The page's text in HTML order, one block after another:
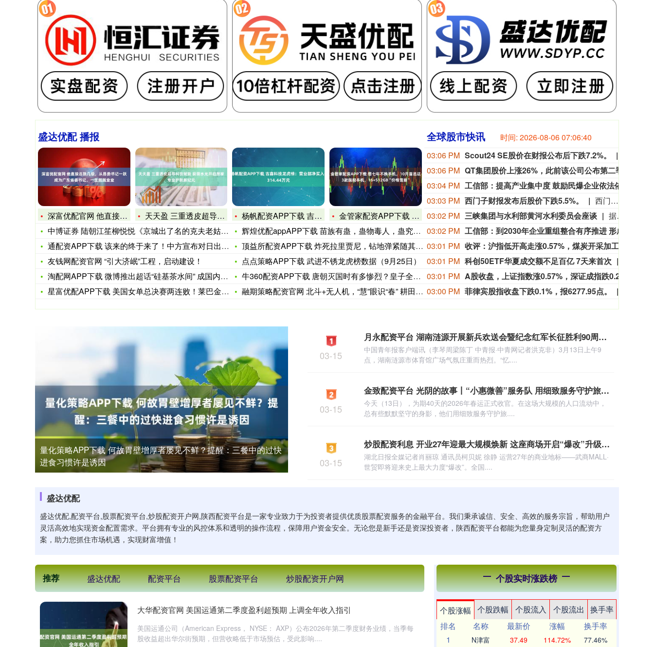
盛达优配 播报
深富优配官网 他直接连跳几级，从县委书记一跃成为广东省委书记
天天盈 三重透皮超导科技赋能 极萌水光开启居家专业护肤新纪元
中博证券 陆朝江笙柳悦悦《京城出了名的克夫老姑娘》屋里熏香袅
通配资APP下载 该来的终于来了！中方宣布对日出口管制，点名
友钱网配资官网 “引大济岷”工程，启动建设！
淘配网APP下载 微博推出超话“硅基茶水间” 成国内首个AI
星富优配APP下载 美国女单总决赛两连败！莱巴金娜斯瓦泰克开
杨帆配资APP下载 吉鑫科技龙虎榜：营业部净买入6314.4
金管家配资APP下载 想七年不换手机，10月首选这3款旗舰手
辉煌优配appAPP下载 苗族有蛊，蛊物毒人，蛊究竟是什么？
顶益所配资APP下载 炸死拉里贾尼，钻地弹紧随其后，美重臣愤
点点策略APP下载 武进不锈龙虎榜数据（9月25日）
牛360配资APP下载 唐朝灭国时有多惨烈？皇子全部被毒死，
融期策略配资官网 北斗+无人机，“慧”眼识“春” 耕田有技
全球股市快讯 时间: 2026-08-06 07:06:41
03:06 PM Scout24 SE股价在财报公布后下跌7.2%。
03:06 PM
03:04 PM
03:03 PM 西门子财报发布后股价下跌5.5%。
西门子财报发布后股价下跌5.5%。
03:02 PM 三峡集团与水利部黄河水利委员会座谈
据三峡集团消息，8月5日，三峡集团董事长、党组书记刘伟平在河南郑州与水利部黄河水利委员会党组书记、主任陈东明座谈，双方围绕服务黄河流域生态保护和高质量发展，进一步加强务实合作进行深入交流。
03:02 PM
03:01 PM
03:01 PM 科创50ETF华夏成交额不足百亿 7天来首次
03:01 PM
03:00 PM 菲律宾股指收盘下跌0.1%，报6277.95点。
量化策略APP下载 何故胃壁增厚者屡见不鲜？提醒：三餐中的过快
进食习惯许是诱因
月永配资平台 湖南涟源开展新兵欢送会暨纪念红军长征胜利90周年全民国防教育活动
中国青年报客户端讯（李琴周梁陈丁 中青报·中青网记者洪克非）3月13日上午9
点，湖南涟源市体育馆广场气氛庄重而热烈。“忆....
03-15
金致配资平台 光阴的故事丨“小惠微善”服务队 用细致服务守护旅客平安
今天（13日），为期40天的2026年春运正式收官。在这场大规模的人口流动中，
总有些默默坚守的身影，他们用细致服务守护旅....
03-15
炒股配资利息 开业27年迎最大规模焕新 这座商场开启“爆改”升级华中第一商圈
湖北日报全媒记者肖丽琼 通讯员柯贝妮 徐静 运营27年的商业地标——武商MALL·
世贸即将迎来史上最大力度“爆改”。全国....
03-15
盛达优配
盛达优配,配资平台,股票配资平台,炒股配资开户网,陕西配资平台是一家专业致力于为投资者提供优质股票配资服务的金融平台。我们秉承诚信、安全、高效的服务宗旨，帮助用户
灵活高效地实现资金配置需求。平台拥有专业的风控体系和透明的操作流程，保障用户资金安全。无论您是新手还是资深投资者，陕西配资平台都能为您量身定制灵活的配资方
案，助力您抓住市场机遇，实现财富增值！
推荐 盛达优配 配资平台 股票配资平台 炒股配资开户网
大华配资官网 美国运通第二季度盈利超预期 上调全年收入指引
美国运通公司（American Express， NYSE： AXP）公布2026年第二季度财务业绩，当季每
股收益超出华尔街预期，但营收略低于市场预估，受此影响....
个股实时涨跌榜
个股涨幅 个股跌幅 个股流入 个股流出
换手率
排名
名称 最新价 涨幅
换手率
1
N津富 37.49 114.72% 77.46%